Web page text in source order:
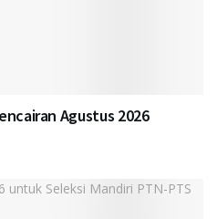
Agustus 2026